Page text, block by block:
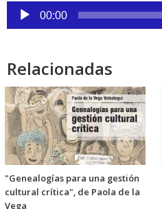
Reproductor
de
00:00
Relacionadas
"Genealogías para una gestión
cultural crítica", de Paola de la
Vega